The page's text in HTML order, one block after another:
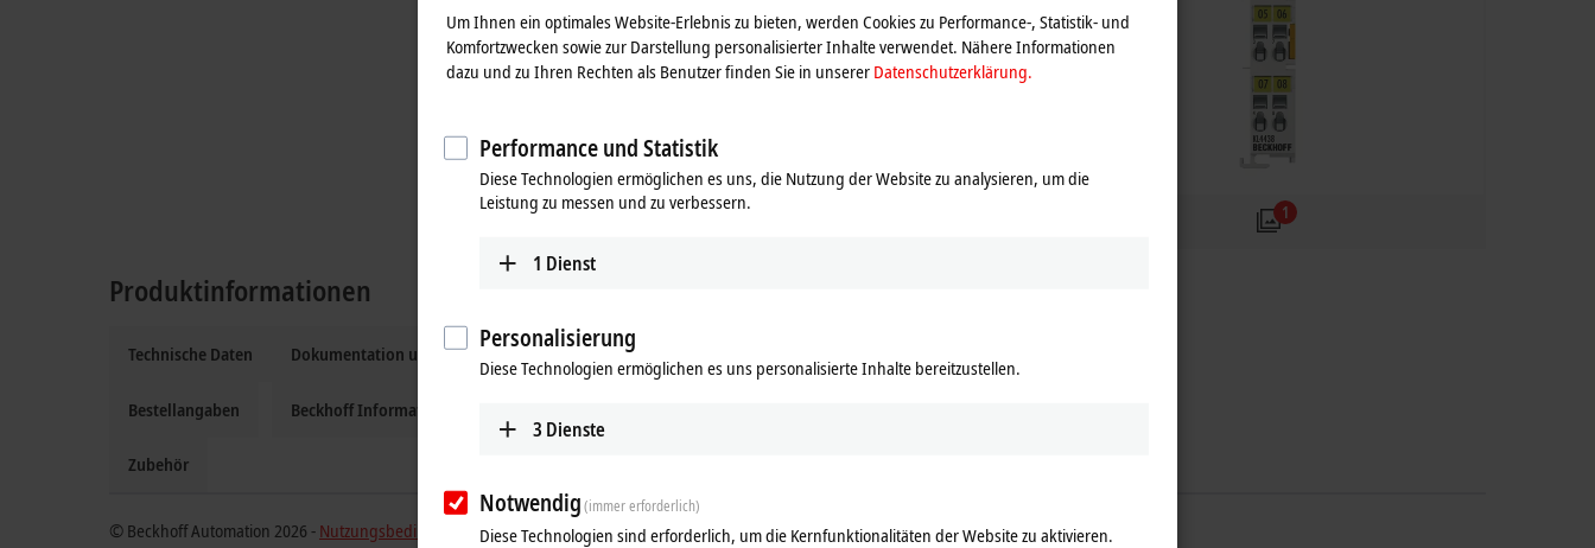
1
Produktinformationen
Technische Daten
Bestellangaben
Zubehör
Dokumentation und Downloads
Beckhoff Information System
© Beckhoff Automation 2026 - Nutzungsbedingungen
Um Ihnen ein optimales Website-Erlebnis zu bieten, werden Cookies zu Performance-, Statistik- und
Komfortzwecken sowie zur Darstellung personalisierter Inhalte verwendet. Nähere Informationen
dazu und zu Ihren Rechten als Benutzer finden Sie in unserer Datenschutzerklärung.
Performance und Statistik
Diese Technologien ermöglichen es uns, die Nutzung der Website zu analysieren, um die
Leistung zu messen und zu verbessern.
1 Dienst
Personalisierung
Diese Technologien ermöglichen es uns personalisierte Inhalte bereitzustellen.
3 Dienste
Notwendig(immer erforderlich)
Diese Technologien sind erforderlich, um die Kernfunktionalitäten der Website zu aktivieren.